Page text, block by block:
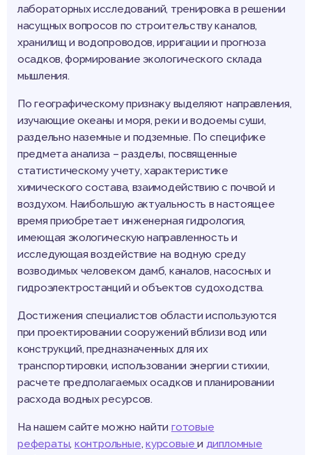
лабораторных исследований, тренировка в решении
насущных вопросов по строительству каналов,
хранилищ и водопроводов, ирригации и прогноза
осадков, формирование экологического склада
мышления.
По географическому признаку выделяют направления,
изучающие океаны и моря, реки и водоемы суши,
раздельно наземные и подземные. По специфике
предмета анализа – разделы, посвященные
статистическому учету, характеристике
химического состава, взаимодействию с почвой и
воздухом. Наибольшую актуальность в настоящее
время приобретает инженерная гидрология,
имеющая экологическую направленность и
исследующая воздействие на водную среду
возводимых человеком дамб, каналов, насосных и
гидроэлектростанций и объектов судоходства.
Достижения специалистов области используются
при проектировании сооружений вблизи вод или
конструкций, предназначенных для их
транспортировки, использовании энергии стихии,
расчете предполагаемых осадков и планировании
расхода водных ресурсов.
На нашем сайте можно найти готовые
рефераты, контрольные,курсовыеи дипломные